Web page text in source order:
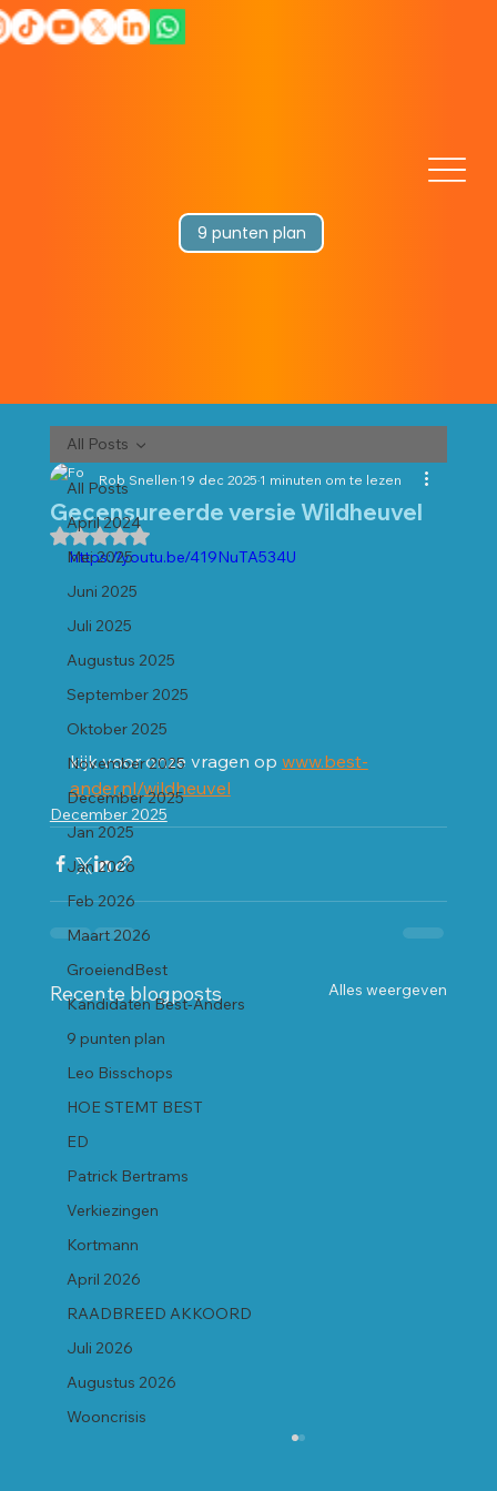
9 punten plan
All Posts
April 2024
Mei 2025
Juni 2025
Juli 2025
Augustus 2025
September 2025
Oktober 2025
November 2025
December 2025
Jan 2025
Jan 2026
Feb 2026
Maart 2026
GroeiendBest
Kandidaten Best-Anders
9 punten plan
Leo Bisschops
HOE STEMT BEST
ED
Patrick Bertrams
Verkiezingen
Kortmann
April 2026
RAADBREED AKKOORD
Juli 2026
Augustus 2026
Wooncrisis
All Posts
Gecensureerde versie Wildheuvel
Rob Snellen19 dec 20251 minuten om te lezen
Beoordeeld met NaN uit 5 sterren.
https://youtu.be/419NuTA534U
kijk voor onze vragen op www.best-
ander.nl/wildheuvel
December 2025
Recente blogposts Alles weergeven